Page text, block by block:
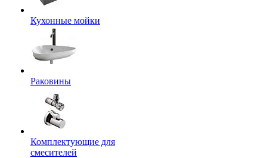
Кухонные мойки
Раковины
Комплектующие для
смесителей